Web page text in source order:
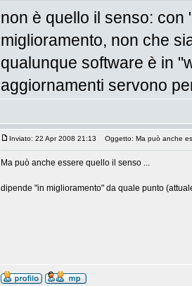
non è quello il senso:
miglioramento, non che
qualunque software è in
aggiornamenti servono
Inviato: 22 Apr 2008 21:13 Oggetto: Ma può anche
Ma può anche essere quello il senso ...
dipende "in miglioramento" da quale punto